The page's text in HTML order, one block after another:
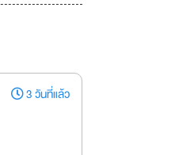
3 วันที่แล้ว